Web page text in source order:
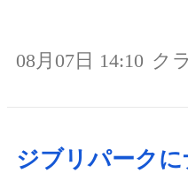
08月07日 14:10 ク
ジブリパーク